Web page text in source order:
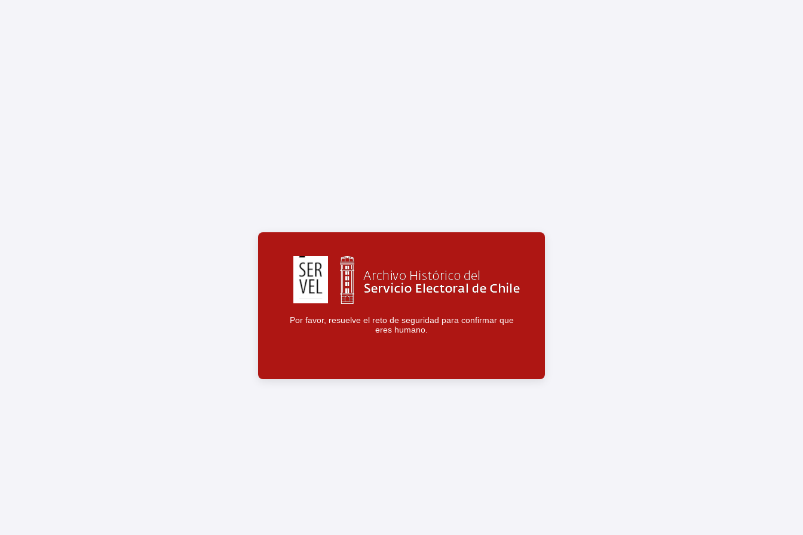
Por favor, resuelve el reto de seguridad para confirmar que
eres humano.